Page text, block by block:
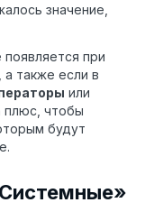
значение,
при
, а также если в
или
плюс, чтобы
будут